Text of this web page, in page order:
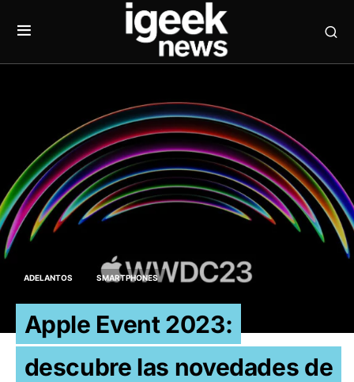
ADELANTOS SMARTPHONES
Apple Event 2023:
descubre las novedades de